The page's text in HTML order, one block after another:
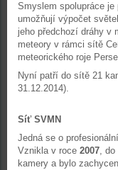
Smyslem spolupráce
umožňují výpočet
jeho předchozí dráhy v
meteory v rámci sítě
meteorického roje
Nyní patří do sítě 21
31.12.2014).
Síť SVMN
Jedná se o
Vznikla v roce 2007, do
kamery a bylo